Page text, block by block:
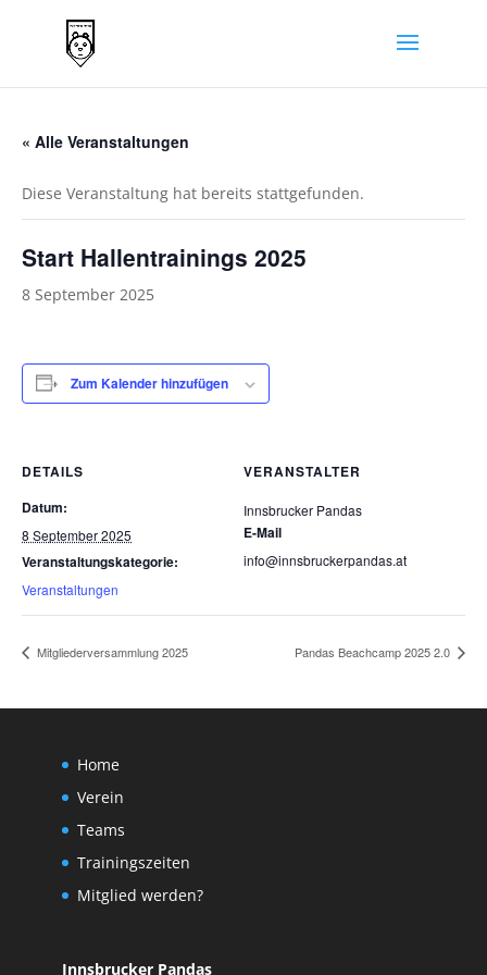
« Alle Veranstaltungen
Diese Veranstaltung hat bereits stattgefunden.
Start Hallentrainings 2025
8 September 2025
Zum Kalender hinzufügen
DETAILS
Datum:
8 September 2025
Veranstaltungskategorie:
Veranstaltungen
VERANSTALTER
Innsbrucker Pandas
E-Mail
info@innsbruckerpandas.at
Mitgliederversammlung 2025 Pandas Beachcamp 2025 2.0
Home
Verein
Teams
Trainingszeiten
Mitglied werden?
Innsbrucker Pandas